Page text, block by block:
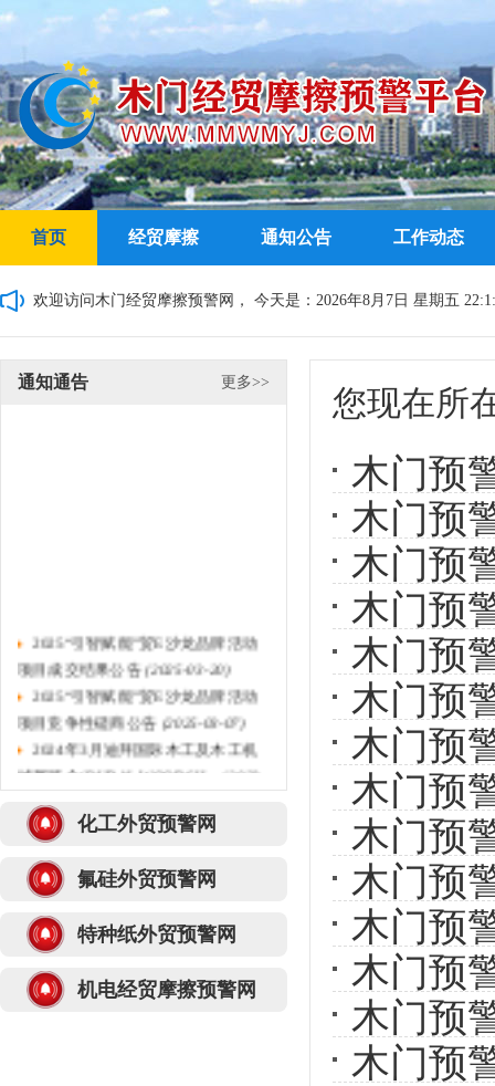
首页 经贸摩擦 通知公告 工作动态
欢迎访问木门经贸摩擦预警网， 今天是：2026年8月7日 星期五
更多>>
通知通告
项目成交结果公告 (2025-03-20)
2025“引智赋能”贸E沙龙品牌活动
项目竞争性磋商公告
(2025-03-07)
2024年3月迪拜国际木工及木工机
械展览会(DUBAI WOODSH...
(2023-
10-10)
2021年衢州市外贸产品海外推广采
购项目的中标结果公告...
14)
浙江衢州公信工程管理有限公司关
于2021年衢州市外贸产... (2021-12-
02)
关于组织开展浙江名品建材卫浴、
家具家居（中东非）线... (2020-06-
化工外贸预警网
氟硅外贸预警网
特种纸外贸预警网
机电经贸摩擦预警网
您现在所
木门预
木门预
木门预
木门预
木门预
木门预
木门预
木门预
木门预
木门预
木门预
木门预
木门预
木门预